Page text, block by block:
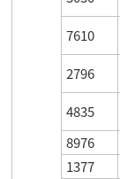
7610
2796
4835
8976
1377